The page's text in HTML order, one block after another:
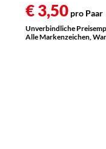
€ 3,50 pro Paar
Unverbindliche
Alle Markenzeichen,